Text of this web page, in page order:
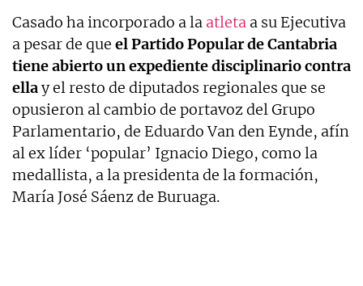
Casado ha incorporado a la atleta a su Ejecutiva
a pesar de que el Partido Popular de Cantabria
tiene abierto un expediente disciplinario contra
ellay el resto de diputados regionales que se
opusieron al cambio de portavoz del Grupo
Parlamentario, de Eduardo Van den Eynde, afín
al ex líder ‘popular’ Ignacio Diego, como la
medallista, a la presidenta de la formación,
María José Sáenz de Buruaga.